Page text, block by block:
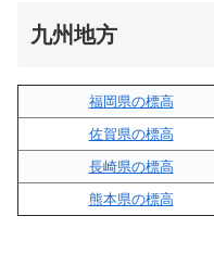
九州地方
福岡県の標高
佐賀県の標高
長崎県の標高
熊本県の標高